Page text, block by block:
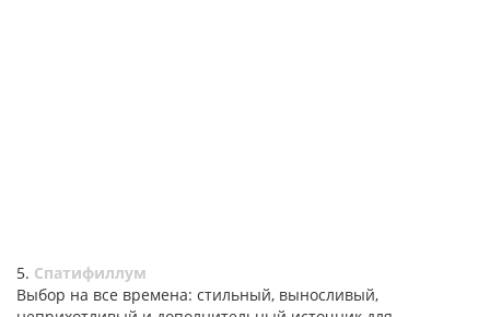
5. Спатифиллум
Выбор на все времена: стильный, выносливый,